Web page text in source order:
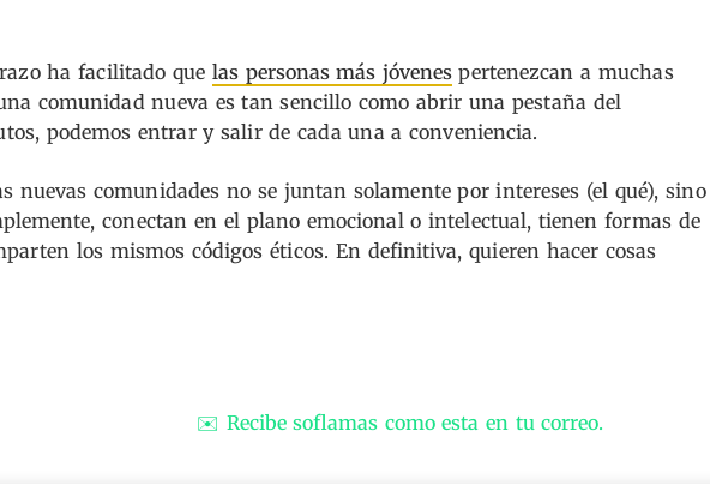
ha facilitado que las personas más jóvenespertenezcan a muchas
comunidad nueva es tan sencillo como abrir una pestaña del
podemos entrar y salir de cada una a conveniencia.
nuevas comunidades no se juntan solamente por intereses (el qué), sino
conectan en el plano emocional o intelectual, tienen formas de
los mismos códigos éticos. En definitiva, quieren hacer cosas
✉️ Recibe soflamas como esta en tu correo.